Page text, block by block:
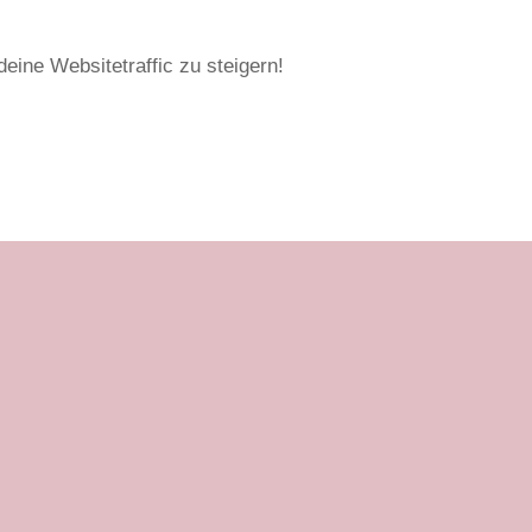
Websitetraffic zu steigern!